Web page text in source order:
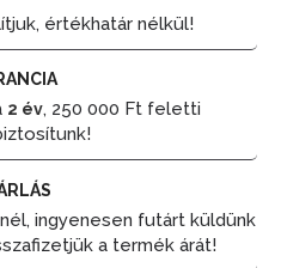
értékhatár nélkül!
2 év, 250 000 Ft feletti
ingyenesen futárt küldünk
a termék árát!